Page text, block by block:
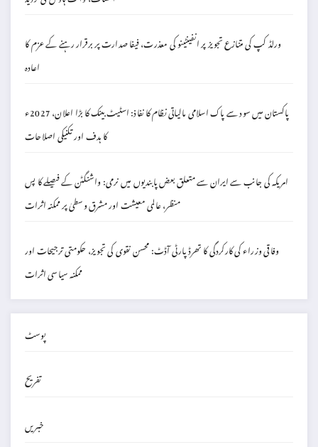
ورلڈ کپ کی متنازع تجویز پر انفینٹینو کی معذرت، فیفا صدارت پر برقرار رہنے کے عزم کا
اعادہ
پاکستان میں سود سے پاک اسلامی مالیاتی نظام کا نفاذ: اسٹیٹ بینک کا بڑا اعلان، 2027ء
کا ہدف اور تکنیکی اصلاحات
امریکہ کی جانب سے ایران سے متعلق بعض پابندیوں میں نرمی: واشنگٹن کے فیصلے کا پس
منظر، عالمی معیشت اور مشرق وسطیٰ پر ممکنہ اثرات
وفاقی وزراء کی کارکردگی کا تھرڈ پارٹی آڈٹ: محسن نقوی کی تجویز، حکومتی ترجیحات اور
ممکنہ سیاسی اثرات
پوسٹ
تفریح
خبریں